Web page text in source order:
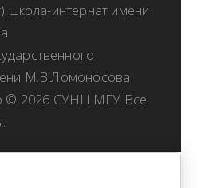
школа-интернат имени
М.В.Ломоносова
© 2026 СУНЦ МГУ Все